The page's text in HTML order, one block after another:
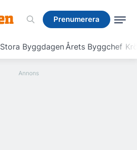
Prenumerera
Stora ByggdagenÅrets Byggchef
Prenumerera